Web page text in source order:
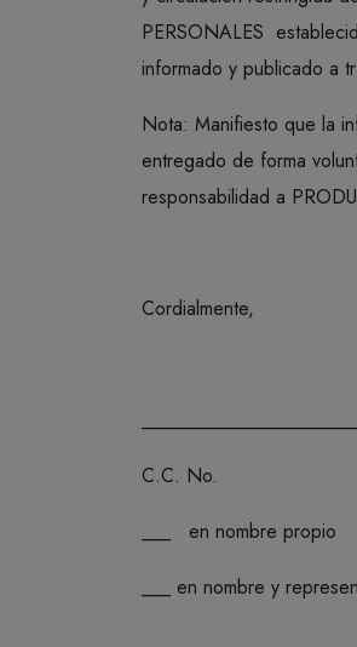
PERSONALES
informado y publicado a
Nota: Manifiesto que la
entregado de forma
responsabilidad a
Cordialmente,
C.C. No.
___ en nombre propio
___ en nombre y